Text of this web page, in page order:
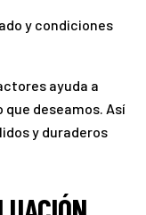
y condiciones
ayuda a
deseamos. Así
y duraderos